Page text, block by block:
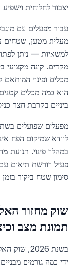
יצבור לחלוחית
עבור מפעלים עם
מעלית מטען, שטחים
למשאיות — ניתן
מקדים. קונה מקצועי
מכלים ופינוי
ביניים בקרבת חצר
מפעלים שפועלים
לוודא שמיקום הפח
פעיל דורשת תיאום
סימון שטח ביקור בזמן
תמונת מצב
בשנת 2026,
ידי כמה גורמים